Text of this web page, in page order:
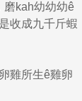
磨kah幼幼幼ê
收成九千斤蝦
雞所生ê雞卵